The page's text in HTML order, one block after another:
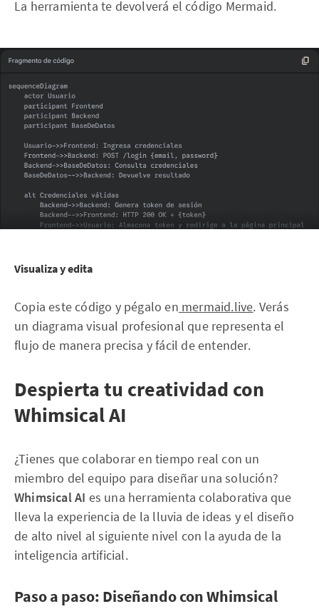
La herramienta te devolverá el código Mermaid.
Visualiza y edita
Copia este código y pégalo en mermaid.live. Verás
un diagrama visual profesional que representa el
flujo de manera precisa y fácil de entender.
Despierta tu creatividad con
Whimsical AI
¿Tienes que colaborar en tiempo real con un
miembro del equipo para diseñar una solución?
Whimsical AI es una herramienta colaborativa que
lleva la experiencia de la lluvia de ideas y el diseño
de alto nivel al siguiente nivel con la ayuda de la
inteligencia artificial.
Paso a paso: Diseñando con Whimsical